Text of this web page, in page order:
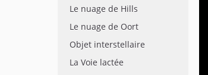
Le nuage de Hills
Le nuage de Oort
Objet interstellaire
La Voie lactée